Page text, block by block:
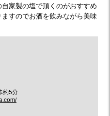
家製の塩で頂くのがおすすめ
すのでお酒を飲みながら美味
約5分